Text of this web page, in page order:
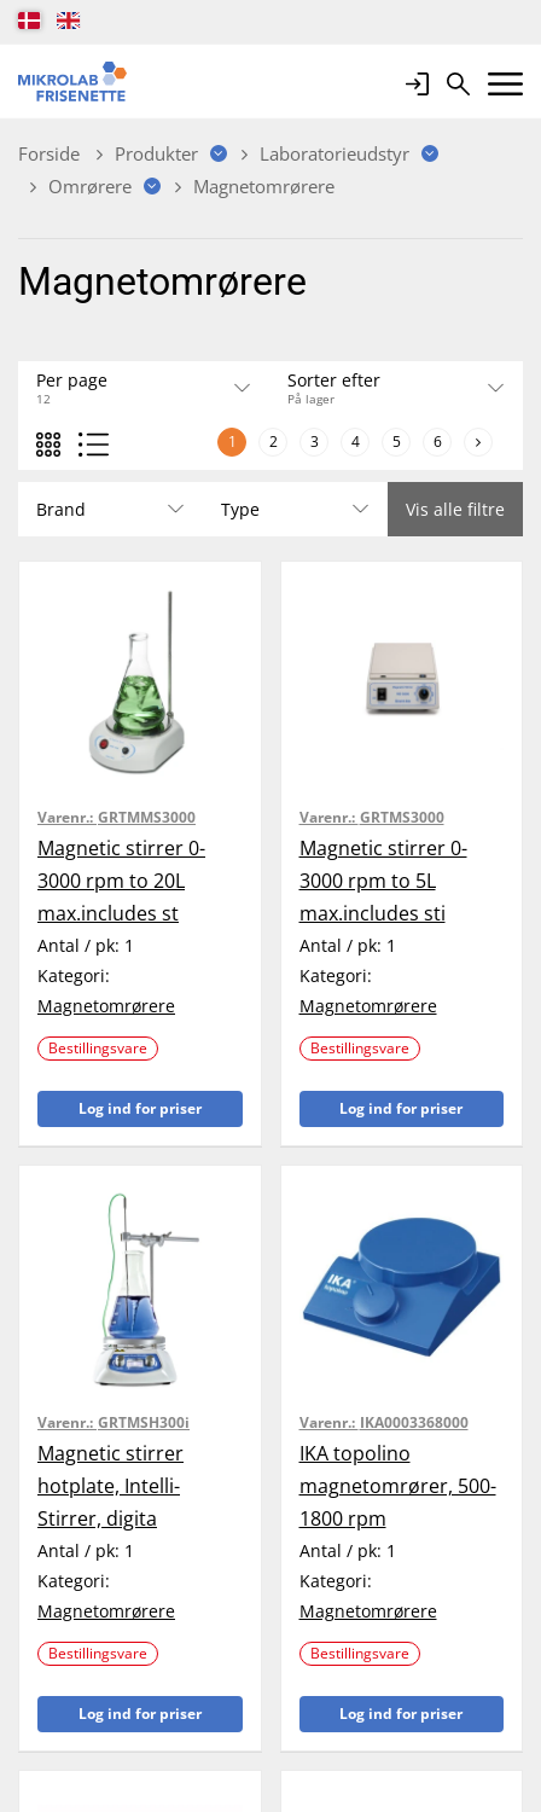
LoginSearchMobile
Forside Produkter
Laboratorieudstyr
Omrørere
Magnetomrørere
Magnetomrørere
Per page
12
Sorter efter
På lager
1 2 3 4 5 6
Brand Type Vis alle filtre
Varenr.: GRTMMS3000
Magnetic stirrer 0-
3000 rpm to 20L
max.includes st
Antal / pk: 1
Kategori:
Magnetomrørere
Bestillingsvare
Log ind for priser
Varenr.: GRTMS3000
Magnetic stirrer 0-
3000 rpm to 5L
max.includes sti
Antal / pk: 1
Kategori:
Magnetomrørere
Bestillingsvare
Log ind for priser
Varenr.: GRTMSH300i
Magnetic stirrer
hotplate, Intelli-
Stirrer, digita
Antal / pk: 1
Kategori:
Magnetomrørere
Bestillingsvare
Log ind for priser
Varenr.: IKA0003368000
IKA topolino
magnetomrører, 500-
1800 rpm
Antal / pk: 1
Kategori:
Magnetomrørere
Bestillingsvare
Log ind for priser